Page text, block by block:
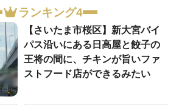
ランキング4
【さいたま市桜区】新大宮バイ
パス沿いにある日高屋と餃子の
王将の間に、チキンが旨いファ
ストフード店ができるみたい